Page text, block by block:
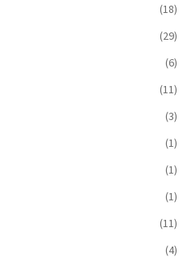
(18)
(29)
(6)
(11)
(3)
(1)
(1)
(1)
(11)
(4)